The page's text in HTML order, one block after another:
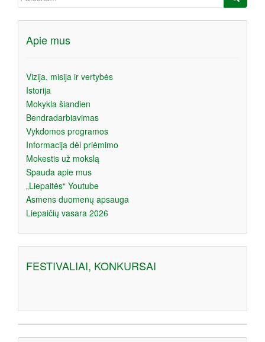
Apie mus
Vizija, misija ir vertybės
Istorija
Mokykla šiandien
Bendradarbiavimas
Vykdomos programos
Informacija dėl priėmimo
Mokestis už mokslą
Spauda apie mus
„Liepaitės“ Youtube
Asmens duomenų apsauga
Liepaičių vasara 2026
FESTIVALIAI, KONKURSAI